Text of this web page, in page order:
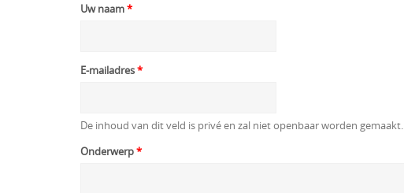
Uw naam*
E-mailadres*
De inhoud van dit veld is privé en zal niet openbaar worden gemaakt.
Onderwerp*